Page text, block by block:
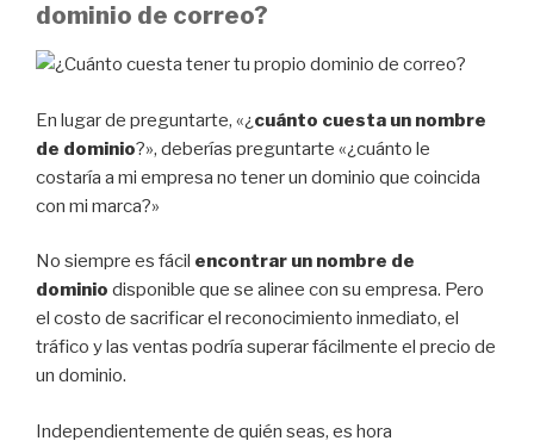
dominio de correo?
En lugar de preguntarte, «¿cuánto cuesta un nombre
de dominio?», deberías preguntarte «¿cuánto le
costaría a mi empresa no tener un dominio que coincida
con mi marca?»
No siempre es fácil encontrar un nombre de
dominio disponible que se alinee con su empresa. Pero
el costo de sacrificar el reconocimiento inmediato, el
tráfico y las ventas podría superar fácilmente el precio de
un dominio.
Independientemente de quién seas, es hora